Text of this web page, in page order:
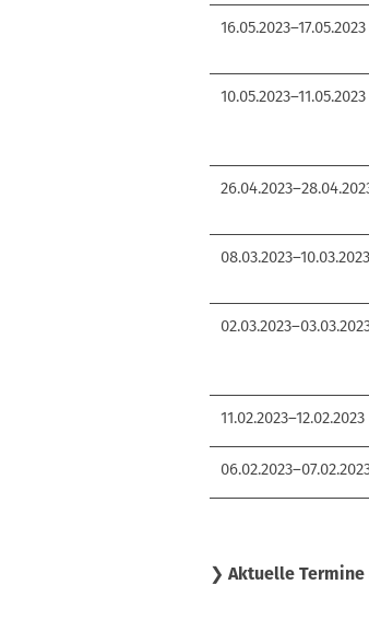
16.05.2023–17.05.2023
10.05.2023–11.05.2023
08.03.2023–10.03.2023
11.02.2023–12.02.2023
❯ Aktuelle Termine